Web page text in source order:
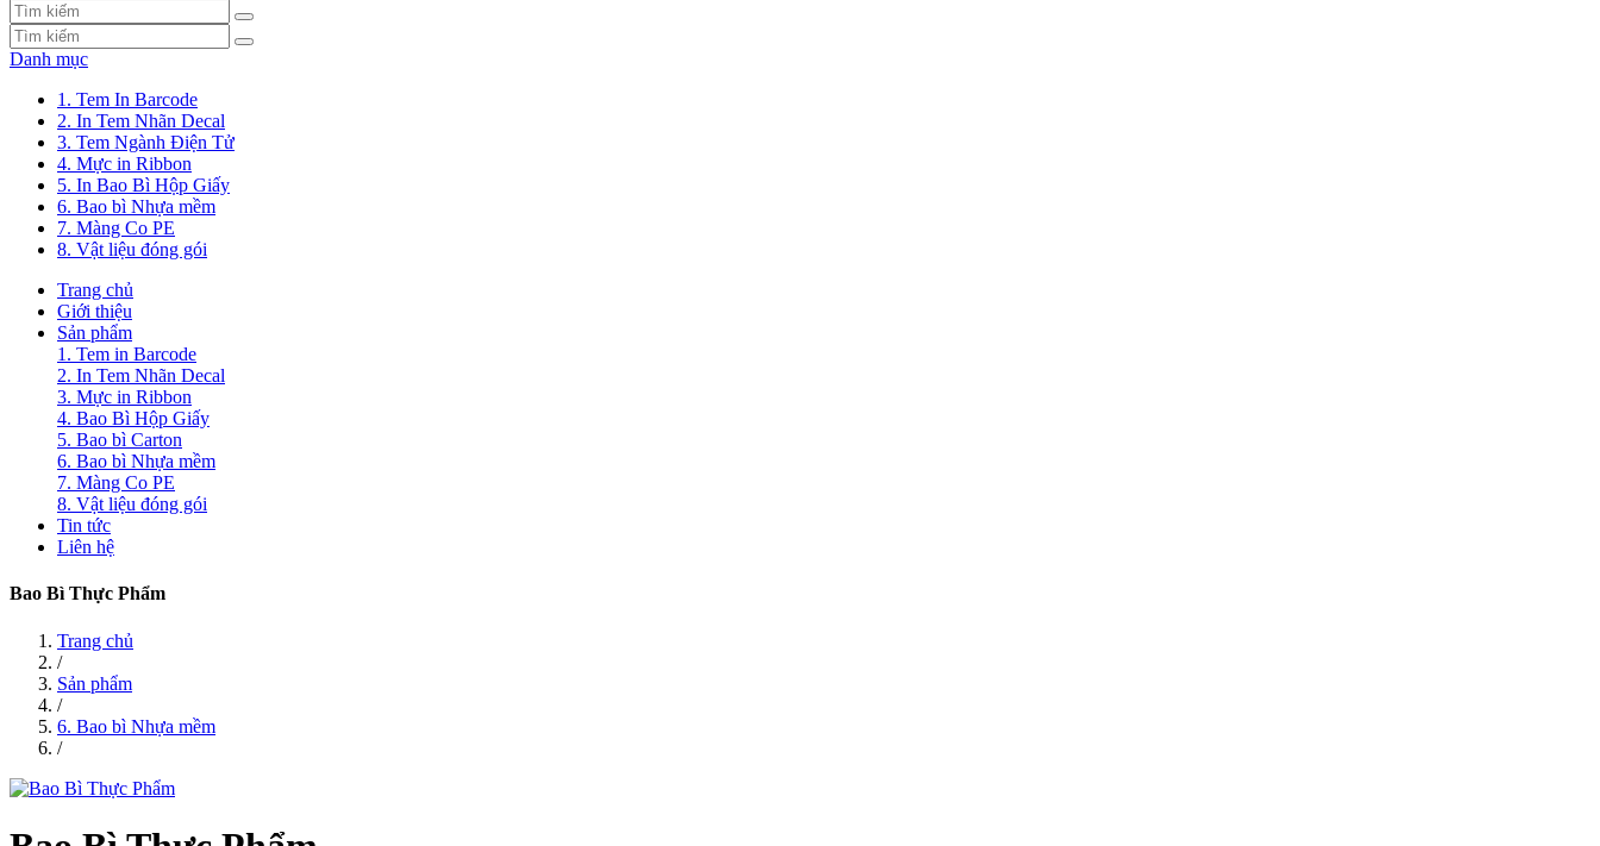
Danh mục
1. Tem In Barcode
2. In Tem Nhãn Decal
3. Tem Ngành Điện Tử
4. Mực in Ribbon
5. In Bao Bì Hộp Giấy
6. Bao bì Nhựa mềm
7. Màng Co PE
8. Vật liệu đóng gói
Trang chủ
Giới thiệu
Sản phẩm
1. Tem in Barcode
2. In Tem Nhãn Decal
3. Mực in Ribbon
4. Bao Bì Hộp Giấy
5. Bao bì Carton
6. Bao bì Nhựa mềm
7. Màng Co PE
8. Vật liệu đóng gói
Tin tức
Liên hệ
Bao Bì Thực Phẩm
Trang chủ
/
Sản phẩm
/
6. Bao bì Nhựa mềm
/